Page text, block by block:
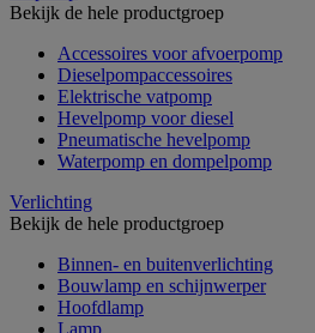
Bekijk de hele productgroep
Accessoires voor afvoerpomp
Dieselpompaccessoires
Elektrische vatpomp
Hevelpomp voor diesel
Pneumatische hevelpomp
Waterpomp en dompelpomp
Verlichting
Bekijk de hele productgroep
Binnen- en buitenverlichting
Bouwlamp en schijnwerper
Hoofdlamp
Lamp